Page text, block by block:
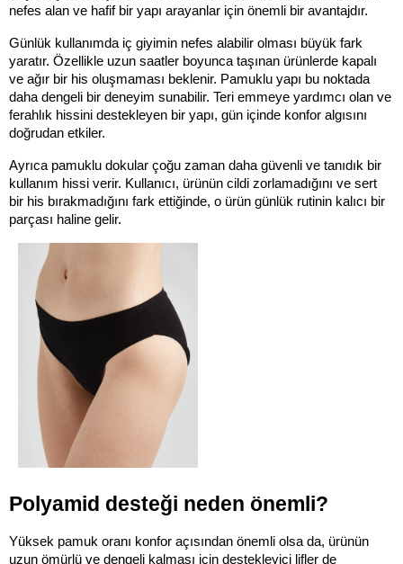
nefes alan ve hafif bir yapı arayanlar için önemli bir avantajdır.
Günlük kullanımda iç giyimin nefes alabilir olması büyük fark
yaratır. Özellikle uzun saatler boyunca taşınan ürünlerde kapalı
ve ağır bir his oluşmaması beklenir. Pamuklu yapı bu noktada
daha dengeli bir deneyim sunabilir. Teri emmeye yardımcı olan ve
ferahlık hissini destekleyen bir yapı, gün içinde konfor algısını
doğrudan etkiler.
Ayrıca pamuklu dokular çoğu zaman daha güvenli ve tanıdık bir
kullanım hissi verir. Kullanıcı, ürünün cildi zorlamadığını ve sert
bir his bırakmadığını fark ettiğinde, o ürün günlük rutinin kalıcı bir
parçası haline gelir.
Polyamid desteği neden önemli?
Yüksek pamuk oranı konfor açısından önemli olsa da, ürünün
uzun ömürlü ve dengeli kalması için destekleyici lifler de